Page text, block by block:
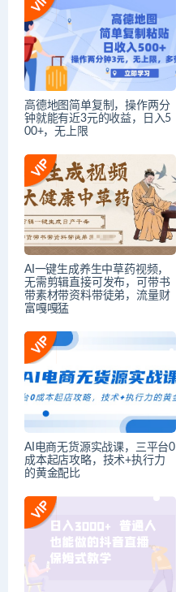
高德地图简单复制，操作两分
钟就能有近3元的收益，日入5
00+，无上限
AI一键生成养生中草药视频，
无需剪辑直接可发布，可带书
带素材带资料带徒弟，流量财
富嘎嘎猛
AI电商无货源实战课，三平台0
成本起店攻略，技术+执行力
的黄金配比